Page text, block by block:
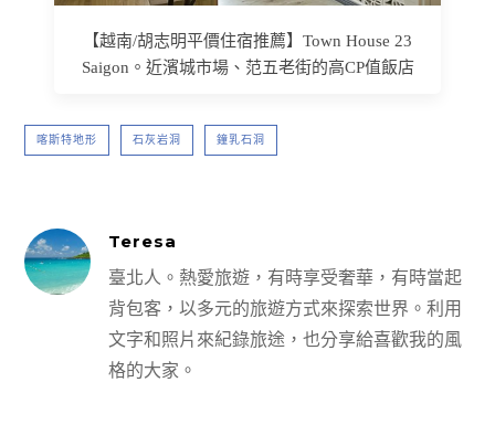
【越南/胡志明平價住宿推薦】Town House 23
Saigon。近濱城市場、范五老街的高CP值飯店
喀斯特地形 石灰岩洞 鐘乳石洞
Teresa
臺北人。熱愛旅遊，有時享受奢華，有時當起
背包客，以多元的旅遊方式來探索世界。利用
文字和照片來紀錄旅途，也分享給喜歡我的風
格的大家。